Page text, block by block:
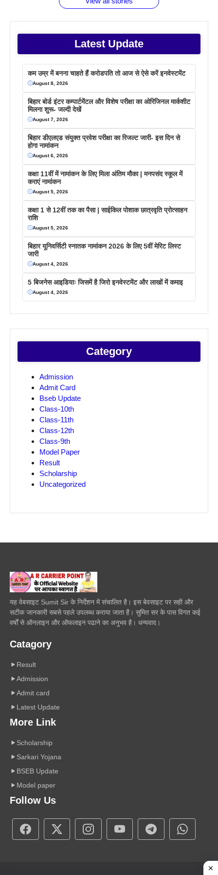
Latest Update
कम उम्र में बनना चाहते हैं करोडपति तो आज से ऐसे करें इनवेस्टमेंट
August 8, 2026
बिहार बोर्ड इंटर कम्पार्टमेंटल और विशेष परीक्षा का ओरिजिनल मार्कशीट
मिलना शुरू- जल्दी देखें
August 7, 2026
बिहार डीएलएड संयुक्त प्रवेश परीक्षा का रिजल्ट जारी- इस दिन से
होगा नामांकन
August 6, 2026
कक्षा 11वीं में नामांकन के लिए मिला अंतिम मौका | मनपसंद स्कूल में
कराएं नामांकन
August 5, 2026
कक्षा 1 से 12वीं तक का पैसा | साईकिल पोशाक छात्रवृति प्रोत्साहन
राशि
August 5, 2026
बिहार यूनिवर्सिटी स्नातक नामांकन 2026 के लिए 5वीं मेरिट लिस्ट
जारी
August 4, 2026
5 बिजनेस आइडियाः जिसमें है जिरो इनवेस्टमेंट और लाखों में कमाइ
August 4, 2026
Category
Admission
Admit Card
Bseb Update
Class-10th
Class-11th
Class-12th
Class-9th
Model Paper
Result
Scholarship
Uncategorized
यह वेबसाइट Sumit Sir के निर्देशन में संचालित है। इस बेवसाइट पर सही और
सटीक जानकारी सबसे पहले उपलब्ध कराया जाता है। सुमित सर के पास विगत कई
वर्षों से ऑनलाइन और ऑफलाइन पढाने का अनुभव है। धन्यवाद।
Catagory
Result
Admission
Admit card
Latest Update
More Link
Scholarship
Sarkari Yojana
BSEB Update
Model paper
Follow Us